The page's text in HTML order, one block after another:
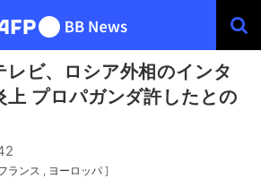
レビ、ロシア外相のインタ
上 プロパガンダ許したとの
ランス ヨーロッパ ]